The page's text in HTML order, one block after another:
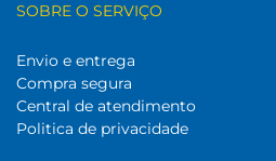
SOBRE O SERVIÇO
Envio e entrega
Compra segura
Central de atendimento
Politica de privacidade